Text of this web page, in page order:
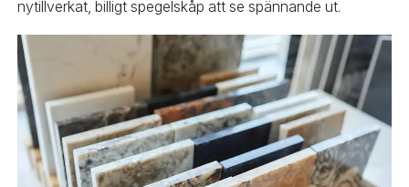
nytillverkat, billigt spegelskåp att se spännande ut.